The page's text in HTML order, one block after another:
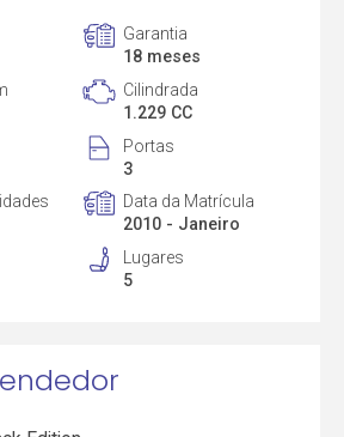
Garantia
18 meses
Cilindrada
1.229 CC
Portas
3
Data da Matrícula
2010 - Janeiro
Lugares
5